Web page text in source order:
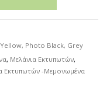
Yellow, Photo Black, Grey
, Μελάνια Εκτυπωτών,
Εκτυπωτών -Μεμονωμένα